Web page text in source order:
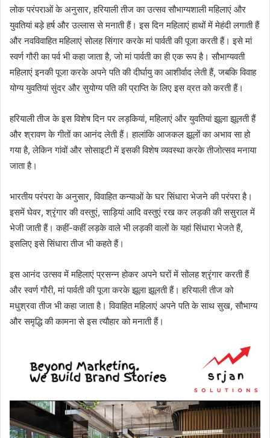
लोक परंपराओं के अनुसार, हरियाली तीज का उत्सव सौभाग्यशाली महिलाएं और
युवतियां बड़े हर्ष और उल्लास से मनाती हैं। इस दिन महिलाएं हाथों में मेहंदी लगाती हैं
और नवविवाहित महिलाएं सोलह सिंगार करके मां पार्वती की पूजा करती हैं। इसे मां
स्वर्ण गौरी का पर्व भी कहा जाता है, जो मां पार्वती का ही एक रूप है। सौभाग्यवती
महिलाएं इनकी पूजा करके अपने पति की दीर्घायु का आशीर्वाद लेती हैं, जबकि विवाह
योग्य युवतियां सुंदर और सुयोग्य पति की प्राप्ति के लिए इस व्रत को करती हैं।
हरियाली तीज के इस विशेष दिन पर लड़कियां, महिलाएं और युवतियां झूला झूलती हैं
और श्रावण के गीतों का आनंद लेती हैं। हालांकि आजकल झूलों का अभाव सा हो
गया है, लेकिन गांवों और सोसाइटी में इसकी विशेष व्यवस्था करके तीजोत्सव मनाया
जाता है।
भारतीय परंपरा के अनुसार, विवाहित कन्याओं के घर सिंधारा भेजने की परंपरा है।
इसमें घेवर, श्रृंगार की वस्तुएं, साड़ियां आदि वस्तुएं रख कर लड़की की ससुराल में
भेजी जाती हैं। कहीं-कहीं लड़के वाले भी लड़की वालों के यहां सिंधारा भेजते हैं,
इसलिए इसे सिंधारा तीज भी कहते हैं।
इस आनंद उत्सव में महिलाएं प्रसन्न होकर अपने घरों में सोलह श्रृंगार करती हैं
और स्वर्ण गौरी, मां पार्वती की पूजा करके झूला झूलती हैं। हरियाली तीज को
मधुश्रवा तीज भी कहा जाता है। विवाहित महिलाएं अपने पति के साथ सुख, सौभाग्य
और समृद्धि की कामना से इस त्यौहार को मनाती हैं।